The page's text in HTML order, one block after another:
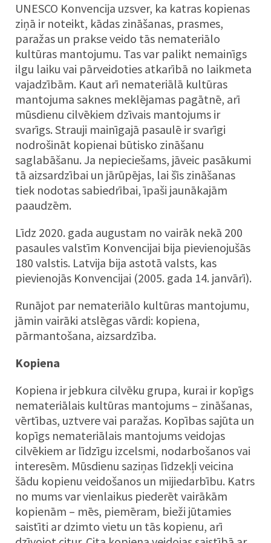
UNESCO Konvencija uzsver, ka katras kopienas
ziņā ir noteikt, kādas zināšanas, prasmes,
paražas un prakse veido tās nemateriālo
kultūras mantojumu. Tas var palikt nemainīgs
ilgu laiku vai pārveidoties atkarībā no laikmeta
vajadzībām. Kaut arī nemateriālā kultūras
mantojuma saknes meklējamas pagātnē, arī
mūsdienu cilvēkiem dzīvais mantojums ir
svarīgs. Strauji mainīgajā pasaulē ir svarīgi
nodrošināt kopienai būtisko zināšanu
saglabāšanu. Ja nepieciešams, jāveic pasākumi
tā aizsardzībai un jārūpējas, lai šīs zināšanas
tiek nodotas sabiedrībai, īpaši jaunākajām
paaudzēm.
Līdz 2020. gada augustam no vairāk nekā 200
pasaules valstīm Konvencijai bija pievienojušās
180 valstis. Latvija bija astotā valsts, kas
pievienojās Konvencijai (2005. gada 14. janvārī).
Runājot par nemateriālo kultūras mantojumu,
jāmin vairāki atslēgas vārdi: kopiena,
pārmantošana, aizsardzība.
Kopiena
Kopiena ir jebkura cilvēku grupa, kurai ir kopīgs
nemateriālais kultūras mantojums – zināšanas,
vērtības, uztvere vai paražas. Kopības sajūta un
kopīgs nemateriālais mantojums veidojas
cilvēkiem ar līdzīgu izcelsmi, nodarbošanos vai
interesēm. Mūsdienu saziņas līdzekļi veicina
šādu kopienu veidošanos un mijiedarbību. Katrs
no mums var vienlaikus piederēt vairākām
kopienām – mēs, piemēram, bieži jūtamies
saistīti ar dzimto vietu un tās kopienu, arī